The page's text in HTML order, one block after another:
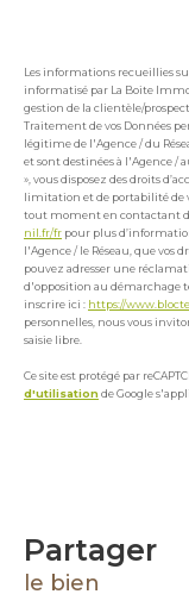
Les informations recueillies
informatisé par La Boite
gestion de la clientèle/
Traitement de vos Données
légitime de l'Agence / du
et sont destinées à l'Agence /
», vous disposez des droits
limitation et de portabilité de
tout moment en contactant
nil.fr/fr pour plus
l'Agence / le Réseau, que vos
pouvez adresser une
d'opposition au démarchage
inscrire ici : https://
personnelles, nous vous
saisie libre.
Ce site est protégé par
d'utilisationde Google
partager
le bien